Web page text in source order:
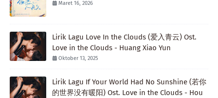
Maret 16, 2026
Lirik Lagu Love In the Clouds (爱入青云) Ost.
Love in the Clouds - Huang Xiao Yun
Oktober 13, 2025
Lirik Lagu If Your World Had No Sunshine (若你
的世界没有暖阳) Ost. Love in the Clouds - Hou